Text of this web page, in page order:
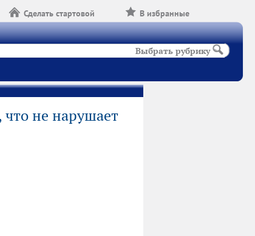
В избранные
Сделать стартовой
Выбрать рубрику
не нарушает